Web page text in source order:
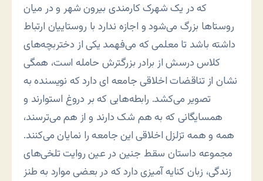
که در یک شهرک کارمندی بیرون شهر و در میان
روستاها بزرگ می‌شود و اجازه ندارد با روستاییان ارتباط
داشته باشد تا معلمی که می‌فهمد یکی از دختربچه‌های
کلاس درسش از برادر بزرگترش حامله است، همگی
نشان از تناقضات اخلاقی جامعه ای دارد که نویسنده به
تصویر می‌کشد. رابطه‌هایی که بر دروغ استوارند و
همسایگانی که به هم شک دارند و از هم می‌ترسند،
همه و همه تزلزل اخلاقی این جامعه را نمایان می‌کنند.
مجموعه داستان سقط جنین در عین روایت تلخی‌های
زندگی، زبان کنایه آمیزی دارد که در بعضی موارد به طنز